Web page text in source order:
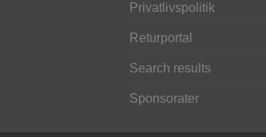
Privatlivspolitik
Returportal
Search results
Sponsorater